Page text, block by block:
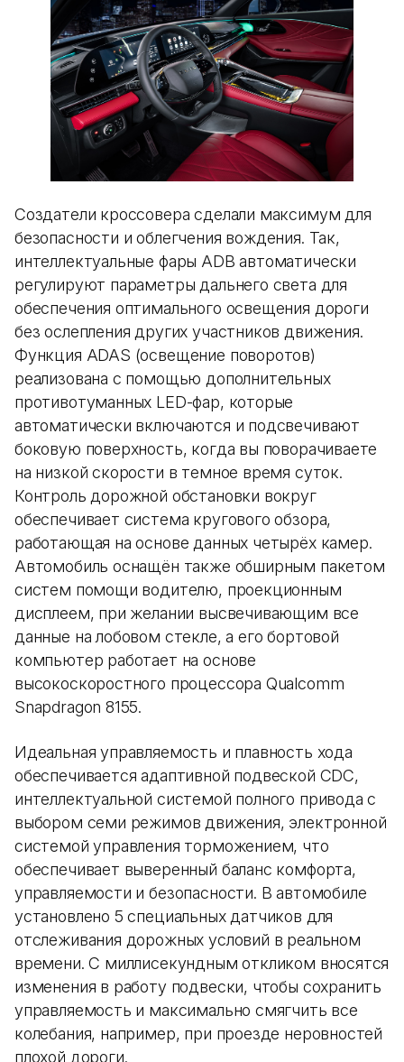
Создатели кроссовера сделали максимум для
безопасности и облегчения вождения. Так,
интеллектуальные фары ADB автоматически
регулируют параметры дальнего света для
обеспечения оптимального освещения дороги
без ослепления других участников движения.
Функция ADAS (освещение поворотов)
реализована с помощью дополнительных
противотуманных LED-фар, которые
автоматически включаются и подсвечивают
боковую поверхность, когда вы поворачиваете
на низкой скорости в темное время суток.
Контроль дорожной обстановки вокруг
обеспечивает система кругового обзора,
работающая на основе данных четырёх камер.
Автомобиль оснащён также обширным пакетом
систем помощи водителю, проекционным
дисплеем, при желании высвечивающим все
данные на лобовом стекле, а его бортовой
компьютер работает на основе
высокоскоростного процессора Qualcomm
Snapdragon 8155.
Идеальная управляемость и плавность хода
обеспечивается адаптивной подвеской CDC,
интеллектуальной системой полного привода с
выбором семи режимов движения, электронной
системой управления торможением, что
обеспечивает выверенный баланс комфорта,
управляемости и безопасности. В автомобиле
установлено 5 специальных датчиков для
отслеживания дорожных условий в реальном
времени. С миллисекундным откликом вносятся
изменения в работу подвески, чтобы сохранить
управляемость и максимально смягчить все
колебания, например, при проезде неровностей
плохой дороги.